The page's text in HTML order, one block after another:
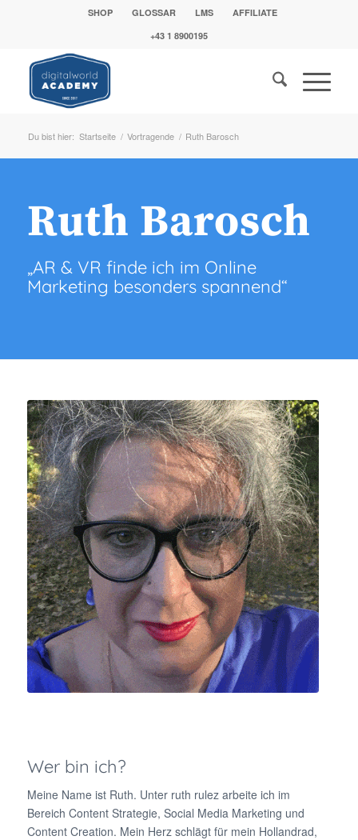
SHOP GLOSSAR LMS
AFFILIATE
+43 1 8900195
Du bist hier: Startseite / Vortragende / Ruth Barosch
Ruth Barosch
„AR & VR finde ich im Online
Marketing besonders spannend“
Wer bin ich?
Meine Name ist Ruth. Unter ruth rulez arbeite ich im
Bereich Content Strategie, Social Media Marketing und
Content Creation. Mein Herz schlägt für mein Hollandrad,